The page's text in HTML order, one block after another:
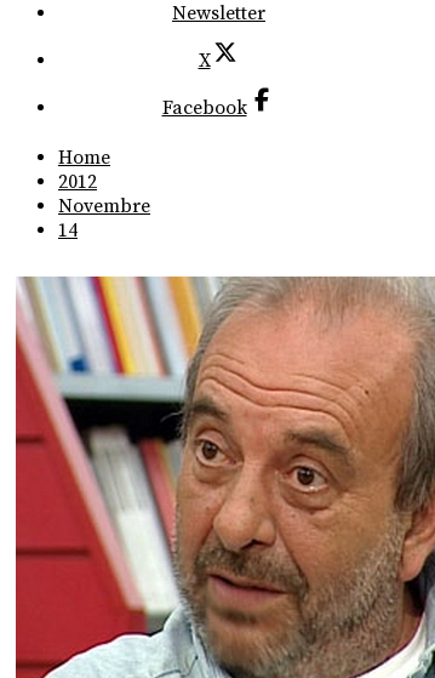
Newsletter
X
Facebook
Home
2012
Novembre
14